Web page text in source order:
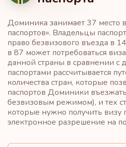
Доминика занимает 37 место
паспортов». Владельцы
право безвизового въезда в
в 87 может потребоваться
данной страны в сравнении
паспортами рассчитывается
количества стран, которые
паспортов Доминики
безвизовым режимом), и тех
которые нужно получить
электронное разрешение на